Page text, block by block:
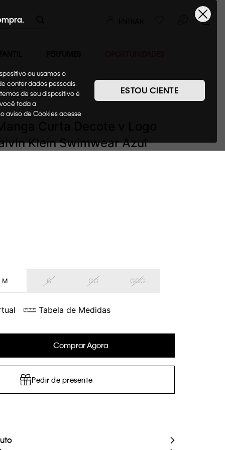
ou usamos o
conter dados pessoais.
de seu dispositivo é
toda a
aviso de Cookies acesse
ESTOU CIENTE
+ Regatas
Klein Swimwear Azul
M G GG GGG
Tabela de Medidas
Comprar Agora
Pedir de presente